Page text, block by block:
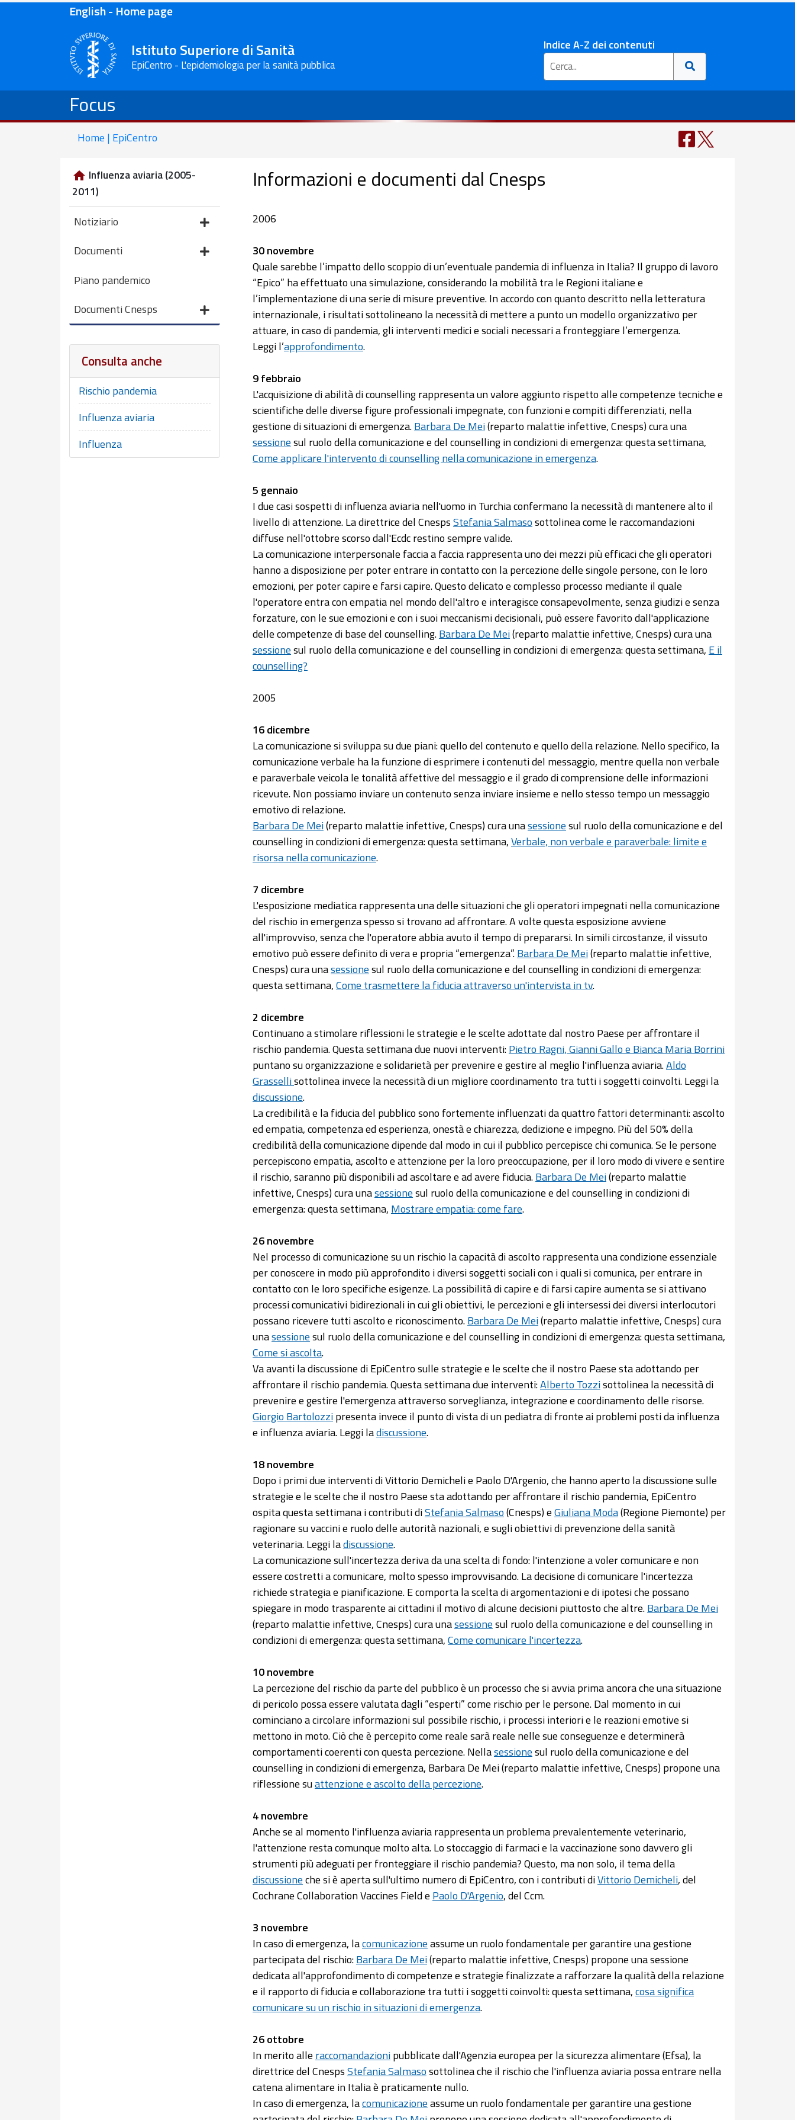
English - Home page
Istituto Superiore di Sanità
EpiCentro - L'epidemiologia per la sanità pubblica
Indice A-Z dei contenuti
Focus
Home | EpiCentro
Influenza aviaria (2005-
2011)
Notiziario
Documenti
Piano pandemico
Documenti Cnesps
Consulta anche
Rischio pandemia
Influenza aviaria
Influenza
Informazioni e documenti dal Cnesps
2006
30 novembre
Quale sarebbe l’impatto dello scoppio di un’eventuale pandemia di influenza in Italia? Il gruppo di lavoro
“Epico” ha effettuato una simulazione, considerando la mobilità tra le Regioni italiane e
l’implementazione di una serie di misure preventive. In accordo con quanto descritto nella letteratura
internazionale, i risultati sottolineano la necessità di mettere a punto un modello organizzativo per
attuare, in caso di pandemia, gli interventi medici e sociali necessari a fronteggiare l’emergenza.
Leggi l’approfondimento.
9 febbraio
L'acquisizione di abilità di counselling rappresenta un valore aggiunto rispetto alle competenze tecniche e
scientifiche delle diverse figure professionali impegnate, con funzioni e compiti differenziati, nella
gestione di situazioni di emergenza.Barbara De Mei(reparto malattie infettive, Cnesps) cura una
sessionesul ruolo della comunicazione e del counselling in condizioni di emergenza: questa settimana,
Come applicare l'intervento di counselling nella comunicazione in emergenza.
5 gennaio
I due casi sospetti di influenza aviaria nell'uomo in Turchia confermano la necessità di mantenere alto il
livello di attenzione. La direttrice del CnespsStefania Salmasosottolinea come le raccomandazioni
diffuse nell'ottobre scorso dall'Ecdc restino sempre valide.
La comunicazione interpersonale faccia a faccia rappresenta uno dei mezzi più efficaci che gli operatori
hanno a disposizione per poter entrare in contatto con la percezione delle singole persone, con le loro
emozioni, per poter capire e farsi capire. Questo delicato e complesso processo mediante il quale
l'operatore entra con empatia nel mondo dell'altro e interagisce consapevolmente, senza giudizi e senza
forzature, con le sue emozioni e con i suoi meccanismi decisionali, può essere favorito dall'applicazione
delle competenze di base del counselling.Barbara De Mei(reparto malattie infettive, Cnesps) cura una
sessionesul ruolo della comunicazione e del counselling in condizioni di emergenza: questa settimana, E il
counselling?
2005
16 dicembre
La comunicazione si sviluppa su due piani: quello del contenuto e quello della relazione. Nello specifico, la
comunicazione verbale ha la funzione di esprimere i contenuti del messaggio, mentre quella non verbale
e paraverbale veicola le tonalità affettive del messaggio e il grado di comprensione delle informazioni
ricevute. Non possiamo inviare un contenuto senza inviare insieme e nello stesso tempo un messaggio
emotivo di relazione.
Barbara De Mei(reparto malattie infettive, Cnesps) cura unasessionesul ruolo della comunicazione e del
counselling in condizioni di emergenza: questa settimana,Verbale, non verbale e paraverbale: limite e
risorsa nella comunicazione.
7 dicembre
L'esposizione mediatica rappresenta una delle situazioni che gli operatori impegnati nella comunicazione
del rischio in emergenza spesso si trovano ad affrontare. A volte questa esposizione avviene
all'improvviso, senza che l'operatore abbia avuto il tempo di prepararsi. In simili circostanze, il vissuto
emotivo può essere definito di vera e propria “emergenza”.Barbara De Mei(reparto malattie infettive,
Cnesps) cura unasessionesul ruolo della comunicazione e del counselling in condizioni di emergenza:
questa settimana,Come trasmettere la fiducia attraverso un'intervista in tv.
2 dicembre
Continuano a stimolare riflessioni le strategie e le scelte adottate dal nostro Paese per affrontare il
rischio pandemia. Questa settimana due nuovi interventi:Pietro Ragni, Gianni Gallo e Bianca Maria Borrini
puntano su organizzazione e solidarietà per prevenire e gestire al meglio l'influenza aviaria.Aldo
Grassellisottolinea invece la necessità di un migliore coordinamento tra tutti i soggetti coinvolti. Leggi la
discussione.
La credibilità e la fiducia del pubblico sono fortemente influenzati da quattro fattori determinanti: ascolto
ed empatia, competenza ed esperienza, onestà e chiarezza, dedizione e impegno. Più del 50% della
credibilità della comunicazione dipende dal modo in cui il pubblico percepisce chi comunica. Se le persone
percepiscono empatia, ascolto e attenzione per la loro preoccupazione, per il loro modo di vivere e sentire
il rischio, saranno più disponibili ad ascoltare e ad avere fiducia.Barbara De Mei(reparto malattie
infettive, Cnesps) cura unasessionesul ruolo della comunicazione e del counselling in condizioni di
emergenza: questa settimana, Mostrare empatia: come fare.
26 novembre
Nel processo di comunicazione su un rischio la capacità di ascolto rappresenta una condizione essenziale
per conoscere in modo più approfondito i diversi soggetti sociali con i quali si comunica, per entrare in
contatto con le loro specifiche esigenze. La possibilità di capire e di farsi capire aumenta se si attivano
processi comunicativi bidirezionali in cui gli obiettivi, le percezioni e gli intersessi dei diversi interlocutori
possano ricevere tutti ascolto e riconoscimento.Barbara De Mei(reparto malattie infettive, Cnesps) cura
unasessionesul ruolo della comunicazione e del counselling in condizioni di emergenza: questa settimana,
Come si ascolta.
Va avanti la discussione di EpiCentro sulle strategie e le scelte che il nostro Paese sta adottando per
affrontare il rischio pandemia. Questa settimana due interventi:Alberto Tozzisottolinea la necessità di
prevenire e gestire l'emergenza attraverso sorveglianza, integrazione e coordinamento delle risorse.
Giorgio Bartolozzipresenta invece il punto di vista di un pediatra di fronte ai problemi posti da influenza
e influenza aviaria. Leggi ladiscussione.
18 novembre
Dopo i primi due interventi di Vittorio Demicheli e Paolo D'Argenio, che hanno aperto la discussione sulle
strategie e le scelte che il nostro Paese sta adottando per affrontare il rischio pandemia, EpiCentro
ospita questa settimana i contributi diStefania Salmaso(Cnesps) eGiuliana Moda(Regione Piemonte) per
ragionare su vaccini e ruolo delle autorità nazionali, e sugli obiettivi di prevenzione della sanità
veterinaria. Leggi ladiscussione.
La comunicazione sull'incertezza deriva da una scelta di fondo: l'intenzione a voler comunicare e non
essere costretti a comunicare, molto spesso improvvisando. La decisione di comunicare l'incertezza
richiede strategia e pianificazione. E comporta la scelta di argomentazioni e di ipotesi che possano
spiegare in modo trasparente ai cittadini il motivo di alcune decisioni piuttosto che altre.Barbara De Mei
(reparto malattie infettive, Cnesps) cura unasessionesul ruolo della comunicazione e del counselling in
condizioni di emergenza: questa settimana,Come comunicare l'incertezza.
10 novembre
La percezione del rischio da parte del pubblico è un processo che si avvia prima ancora che una situazione
di pericolo possa essere valutata dagli “esperti” come rischio per le persone. Dal momento in cui
cominciano a circolare informazioni sul possibile rischio, i processi interiori e le reazioni emotive si
mettono in moto. Ciò che è percepito come reale sarà reale nelle sue conseguenze e determinerà
comportamenti coerenti con questa percezione. Nellasessionesul ruolo della comunicazione e del
counselling in condizioni di emergenza, Barbara De Mei (reparto malattie infettive, Cnesps) propone una
riflessione suattenzione e ascolto della percezione.
4 novembre
Anche se al momento l'influenza aviaria rappresenta un problema prevalentemente veterinario,
l'attenzione resta comunque molto alta. Lo stoccaggio di farmaci e la vaccinazione sono davvero gli
strumenti più adeguati per fronteggiare il rischio pandemia? Questo, ma non solo, il tema della
discussioneche si è aperta sull'ultimo numero di EpiCentro, con i contributi diVittorio Demicheli, del
Cochrane Collaboration Vaccines Field e Paolo D'Argenio, del Ccm.
3 novembre
In caso di emergenza, lacomunicazioneassume un ruolo fondamentale per garantire una gestione
partecipata del rischio:Barbara De Mei(reparto malattie infettive, Cnesps) propone una sessione
dedicata all'approfondimento di competenze e strategie finalizzate a rafforzare la qualità della relazione
e il rapporto di fiducia e collaborazione tra tutti i soggetti coinvolti: questa settimana,cosa significa
comunicare su un rischio in situazioni di emergenza.
26 ottobre
In merito alle raccomandazionipubblicate dall'Agenzia europea per la sicurezza alimentare (Efsa), la
direttrice del CnespsStefania Salmasosottolinea che il rischio che l'influenza aviaria possa entrare nella
catena alimentare in Italia è praticamente nullo.
In caso di emergenza, lacomunicazioneassume un ruolo fondamentale per garantire una gestione